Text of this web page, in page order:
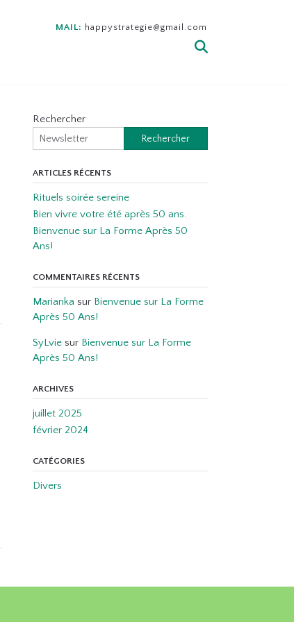
MAIL: happystrategie@gmail.com
Rechercher
Rechercher
ARTICLES RÉCENTS
Rituels soirée sereine
Bien vivre votre été après 50 ans.
Bienvenue sur La Forme Après 50
Ans!
COMMENTAIRES RÉCENTS
Marianka sur Bienvenue sur La Forme
Après 50 Ans!
SyLviesur Bienvenue sur La Forme
Après 50 Ans!
ARCHIVES
juillet 2025
février 2024
CATÉGORIES
Divers